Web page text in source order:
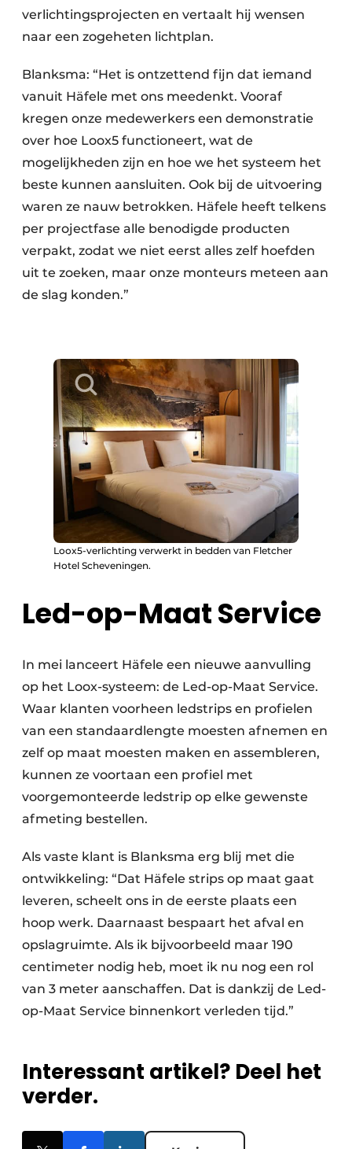
verlichtingsprojecten en vertaalt hij wensen
naar een zogeheten lichtplan.
Blanksma: “Het is ontzettend fijn dat iemand
vanuit Häfele met ons meedenkt. Vooraf
kregen onze medewerkers een demonstratie
over hoe Loox5 functioneert, wat de
mogelijkheden zijn en hoe we het systeem het
beste kunnen aansluiten. Ook bij de uitvoering
waren ze nauw betrokken. Häfele heeft telkens
per projectfase alle benodigde producten
verpakt, zodat we niet eerst alles zelf hoefden
uit te zoeken, maar onze monteurs meteen aan
de slag konden.”
Loox5-verlichting verwerkt in bedden van Fletcher
Hotel Scheveningen.
Led-op-Maat Service
In mei lanceert Häfele een nieuwe aanvulling
op het Loox-systeem: de Led-op-Maat Service.
Waar klanten voorheen ledstrips en profielen
van een standaardlengte moesten afnemen en
zelf op maat moesten maken en assembleren,
kunnen ze voortaan een profiel met
voorgemonteerde ledstrip op elke gewenste
afmeting bestellen.
Als vaste klant is Blanksma erg blij met die
ontwikkeling: “Dat Häfele strips op maat gaat
leveren, scheelt ons in de eerste plaats een
hoop werk. Daarnaast bespaart het afval en
opslagruimte. Als ik bijvoorbeeld maar 190
centimeter nodig heb, moet ik nu nog een rol
van 3 meter aanschaffen. Dat is dankzij de Led-
op-Maat Service binnenkort verleden tijd.”
Interessant artikel? Deel het
verder.